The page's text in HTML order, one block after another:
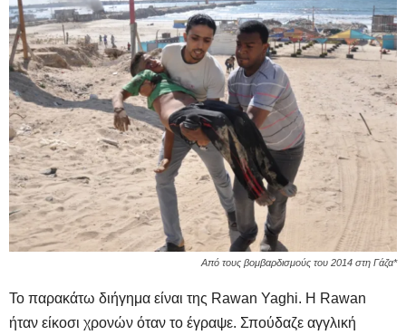
Από τους βομβαρδισμούς του 2014 στη Γάζα*
Το παρακάτω διήγημα είναι της Rawan Yaghi. H Rawan
ήταν είκοσι χρονών όταν το έγραψε. Σπούδαζε αγγλική